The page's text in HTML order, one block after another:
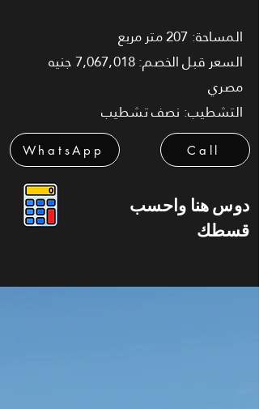
المساحة: 207 متر مربع
السعر قبل الخصم: 7,067,018 جنيه
مصري
التشطيب: نصف تشطيب
WhatsApp Call
دوس هنا واحسب
قسطك